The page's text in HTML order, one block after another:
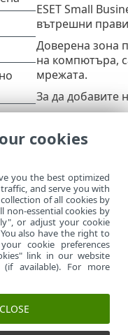
ESET Small
вътрешни
Доверена зона
на компютъра,
мрежата.
За да добавите
Редактиране
Щракнете
отдалечен
3. Щракнете
За повече
cookies
you the best optimized
and serve you with
of all cookies by
non-essential cookies by
or adjust your cookie
also have the right to
cookie preferences
link in our website
available). For more